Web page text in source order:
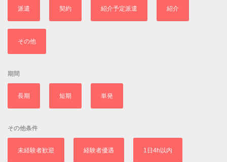
派遣 契約 紹介予定派遣 紹介
その他
期間
長期 短期 単発
その他条件
未経験者歓迎 経験者優遇 1日4h以内